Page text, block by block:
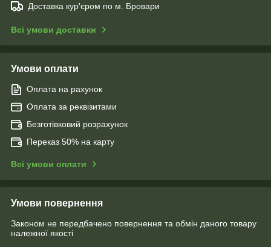
Доставка кур'єром по м. Бровари
Всі умови доставки
Умови оплати
Оплата на рахунок
Оплата за реквізитами
Безготівковий розрахунок
Переказ 50% на карту
Всі умови оплати
Умови повернення
Законом не передбачено повернення та обмін даного товару
належної якості